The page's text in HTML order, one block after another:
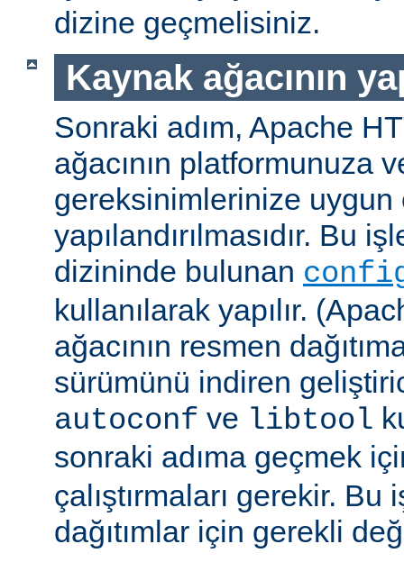
dizine geçmelisiniz.
Kaynak ağacının
Sonraki adım, Apache
ağacının platformunuza
gereksinimlerinize uygun
yapılandırılmasıdır. Bu
dizininde bulunan
kullanılarak yapılır.
ağacının resmen
sürümünü indiren
autoconf ve libtool
sonraki adıma geçmek
çalıştırmaları gerekir. Bu
dağıtımlar için gerekli